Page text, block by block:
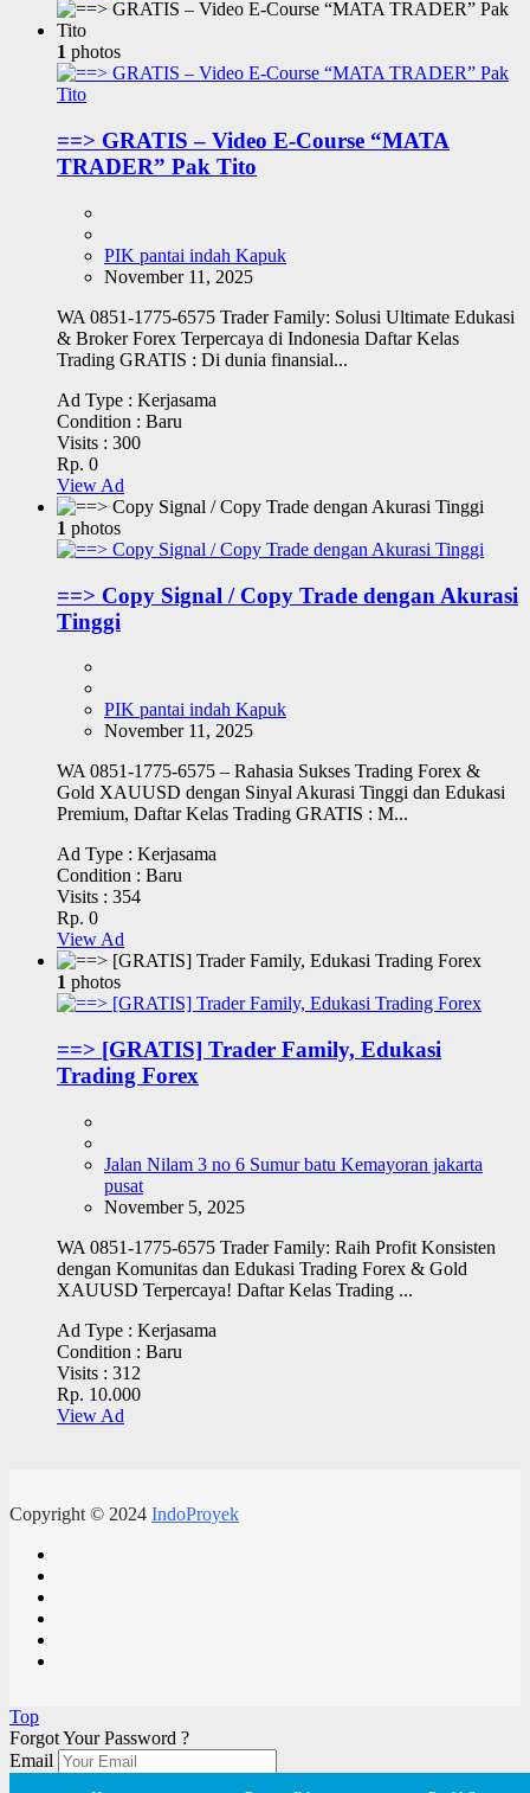
1 photos
==> GRATIS – Video E-Course “MATA
TRADER” Pak Tito
PIK pantai indah Kapuk
November 11, 2025
WA 0851-1775-6575 Trader Family: Solusi Ultimate Edukasi
& Broker Forex Terpercaya di Indonesia Daftar Kelas
Trading GRATIS : Di dunia finansial...
Ad Type : Kerjasama
Condition : Baru
Visits : 300
Rp. 0
View Ad
1 photos
==> Copy Signal / Copy Trade dengan Akurasi
Tinggi
PIK pantai indah Kapuk
November 11, 2025
WA 0851-1775-6575 – Rahasia Sukses Trading Forex &
Gold XAUUSD dengan Sinyal Akurasi Tinggi dan Edukasi
Premium, Daftar Kelas Trading GRATIS : M...
Ad Type : Kerjasama
Condition : Baru
Visits : 354
Rp. 0
View Ad
1 photos
==> [GRATIS] Trader Family, Edukasi
Trading Forex
Jalan Nilam 3 no 6 Sumur batu Kemayoran jakarta
pusat
November 5, 2025
WA 0851-1775-6575 Trader Family: Raih Profit Konsisten
dengan Komunitas dan Edukasi Trading Forex & Gold
XAUUSD Terpercaya! Daftar Kelas Trading ...
Ad Type : Kerjasama
Condition : Baru
Visits : 312
Rp. 10.000
View Ad
Copyright © 2024 IndoProyek
Top
Forgot Your Password ?
Email